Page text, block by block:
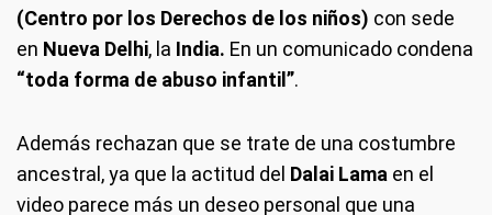
(Centro por los Derechos de los niños) con sede
en Nueva Delhi, la India. En un comunicado condena
“toda forma de abuso infantil”.
Además rechazan que se trate de una costumbre
ancestral, ya que la actitud del Dalai Lama en el
video parece más un deseo personal que una